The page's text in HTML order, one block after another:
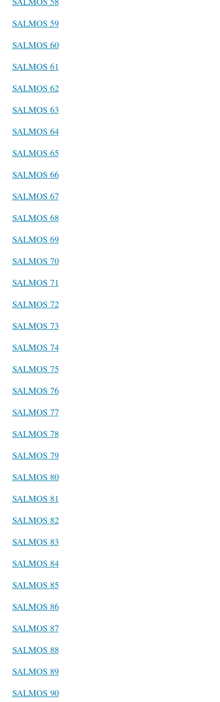
SALMOS 59
SALMOS 60
SALMOS 61
SALMOS 62
SALMOS 63
SALMOS 64
SALMOS 65
SALMOS 66
SALMOS 67
SALMOS 68
SALMOS 69
SALMOS 70
SALMOS 71
SALMOS 72
SALMOS 73
SALMOS 74
SALMOS 75
SALMOS 76
SALMOS 77
SALMOS 78
SALMOS 79
SALMOS 80
SALMOS 81
SALMOS 82
SALMOS 83
SALMOS 84
SALMOS 85
SALMOS 86
SALMOS 87
SALMOS 88
SALMOS 89
SALMOS 90